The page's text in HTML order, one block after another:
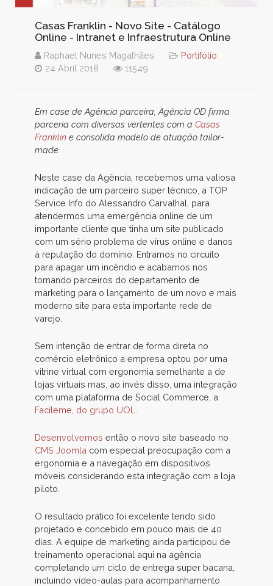
Casas Franklin - Novo Site - Catálogo
Online - Intranet e Infraestrutura Online
Raphael Nunes Magalhães
Portifólio
24 Abril 2018
11549
Em case de Agência parceira, Agência OD firma
parceria com diversas vertentes com a Casas
Franklin e consolida modelo de atuação tailor-
made.
Neste case da Agência, recebemos uma valiosa
indicação de um parceiro super técnico, a TOP
Service Info do Alessandro Carvalhal, para
atendermos uma emergência online de um
importante cliente que tinha um site publicado
com um sério problema de vírus online e danos
à reputação do domínio. Entramos no circuito
para apagar um incêndio e acabamos nos
tornando parceiros do departamento de
marketing para o lançamento de um novo e mais
moderno site para esta importante rede de
varejo.
Sem intenção de entrar de forma direta no
comércio eletrônico a empresa optou por uma
vitrine virtual com ergonomia semelhante a de
lojas virtuais mas, ao invés disso, uma integração
com uma plataforma de Social Commerce, a
Facíleme, do grupo UOL
Desenvolvemos então o novo site baseado no
CMS Joomla com especial preocupação com a
ergonomia e a navegação em dispositivos
móveis considerando esta integração com a loja
piloto.
O resultado prático foi excelente tendo sido
projetado e concebido em pouco mais de 40
dias. A equipe de marketing ainda participou de
treinamento operacional aqui na agência
completando um ciclo de entrega super bacana,
incluindo vídeo-aulas para acompanhamento